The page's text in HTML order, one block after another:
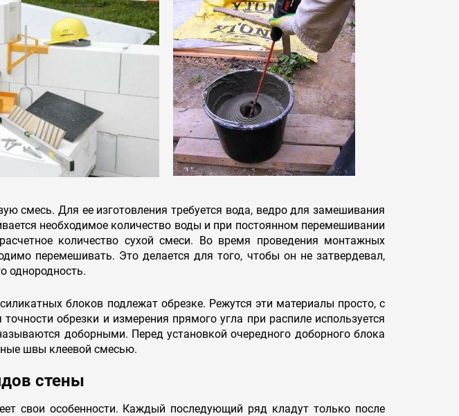
смесь. Для ее изготовления требуется вода, ведро для замешивания
необходимое количество воды и при постоянном перемешивании
количество сухой смеси. Во время проведения монтажных
перемешивать. Это делается для того, чтобы он не затвердевал,
однородность.
блоков подлежат обрезке. Режутся эти материалы просто, с
обрезки и измерения прямого угла при распиле используется
доборными. Перед установкой очередного доборного блока
швы клеевой смесью.
стены
свои особенности. Каждый последующий ряд кладут только после